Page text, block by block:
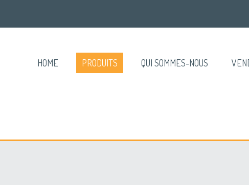
HOME PRODUITS QUI SOMMES-NOUS